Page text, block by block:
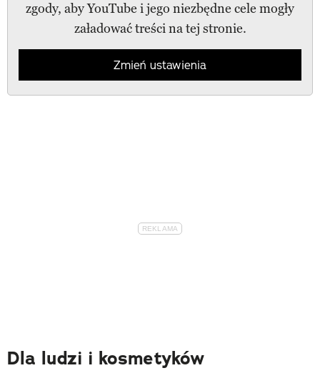
zgody, aby YouTube i jego niezbędne cele mogły
załadować treści na tej stronie.
Zmień ustawienia
Dla ludzi i kosmetyków